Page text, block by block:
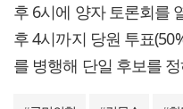
후 6시에 양자 토론회를
후 4시까지 당원 투표
를 병행해 단일 후보를